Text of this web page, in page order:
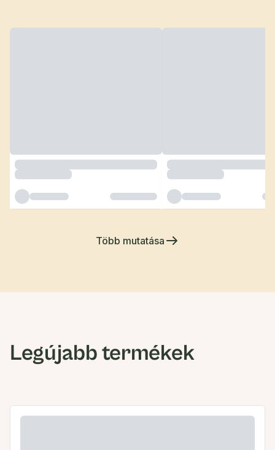
Több mutatása
Legújabb termékek